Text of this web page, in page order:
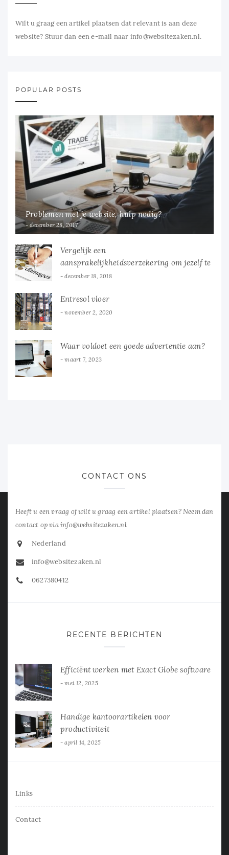
Wilt u graag een artikel plaatsen dat relevant is aan deze
website? Stuur dan een e-mail naar info@websitezaken.nl.
POPULAR POSTS
Problemen met je website, hulp nodig?
december 28, 2017
Vergelijk een
aansprakelijkheidsverzekering om jezelf te
verzekeren
december 18, 2018
Entresol vloer
november 2, 2020
Waar voldoet een goede advertentie aan?
maart 7, 2023
CONTACT ONS
Heeft u een vraag of wilt u graag een artikel plaatsen? Neem dan
contact op via info@websitezaken.nl
Nederland
info@websitezaken.nl
0627380412
RECENTE BERICHTEN
Efficiënt werken met Exact Globe software
mei 12, 2025
Handige kantoorartikelen voor
productiviteit
april 14, 2025
Links
Contact